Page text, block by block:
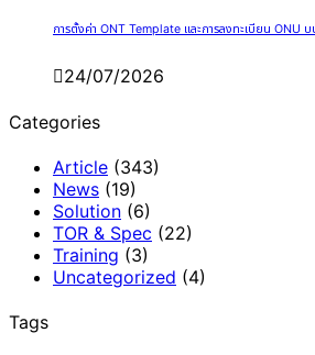
การตั้งค่า ONT Template และการลงทะเบียน ONU
24/07/2026
Categories
Article (343)
News (19)
Solution (6)
TOR & Spec (22)
Training (3)
Uncategorized (4)
Tags